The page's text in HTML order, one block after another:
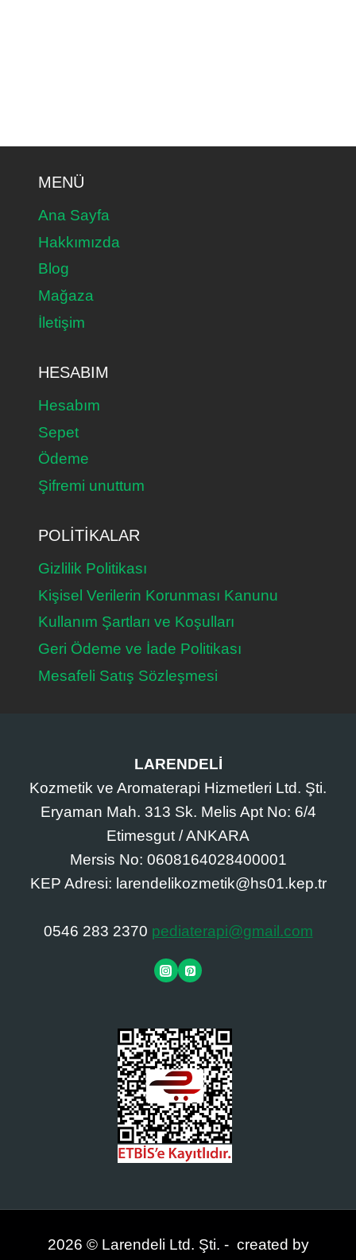
MENÜ
Ana Sayfa
Hakkımızda
Blog
Mağaza
İletişim
HESABIM
Hesabım
Sepet
Ödeme
Şifremi unuttum
POLITIKALAR
Gizlilik Politikası
Kişisel Verilerin Korunması Kanunu
Kullanım Şartları ve Koşulları
Geri Ödeme ve İade Politikası
Mesafeli Satış Sözleşmesi
LARENDELİ
Kozmetik ve Aromaterapi Hizmetleri Ltd. Şti.
Eryaman Mah. 313 Sk. Melis Apt No: 6/4
Etimesgut / ANKARA
Mersis No: 0608164028400001
KEP Adresi: larendelikozmetik@hs01.kep.tr
0546 283 2370 pediaterapi@gmail.com
2026 © Larendeli Ltd. Şti. - created by